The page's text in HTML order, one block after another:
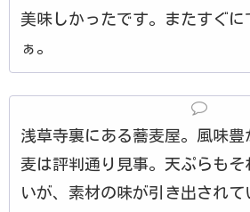
美味しかったです。またすぐに
ぁ。
浅草寺裏にある蕎麦屋。風味豊
麦は評判通り見事。天ぷらもそ
いが、素材の味が引き出されて